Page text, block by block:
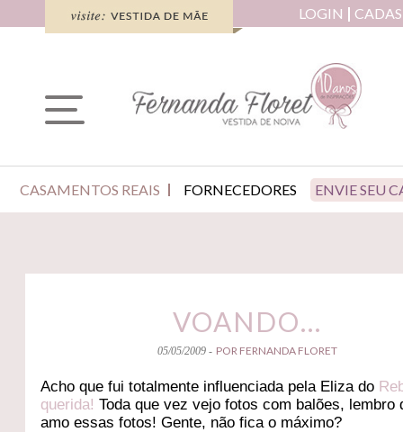
LOGIN
CASAMENTOS REAIS FORNECEDORES ENVIE SEU
VOANDO…
05/05/2009 - POR FERNANDA FLORET
Acho que fui totalmente influenciada pela Eliza do
querida! Toda que vez vejo fotos com balões, lembro
amo essas fotos! Gente, não fica o máximo?